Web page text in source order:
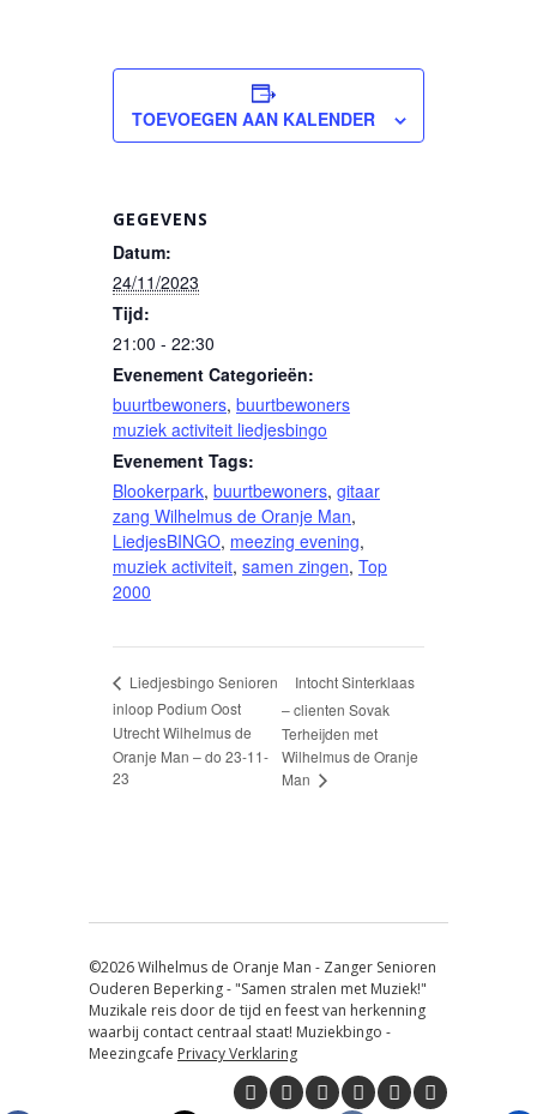
TOEVOEGEN AAN KALENDER
GEGEVENS
Datum:
24/11/2023
Tijd:
21:00 - 22:30
Evenement Categorieën:
buurtbewoners, buurtbewoners
muziek activiteit liedjesbingo
Evenement Tags:
Blookerpark, buurtbewoners, gitaar
zang Wilhelmus de Oranje Man,
LiedjesBINGO, meezing evening,
muziek activiteit, samen zingen, Top
2000
Liedjesbingo Senioren
inloop Podium Oost
Utrecht Wilhelmus de
Oranje Man – do 23-11-
23
Intocht Sinterklaas
– clienten Sovak
Terheijden met
Wilhelmus de Oranje
Man
©2026 Wilhelmus de Oranje Man - Zanger Senioren
Ouderen Beperking - "Samen stralen met Muziek!"
Muzikale reis door de tijd en feest van herkenning
waarbij contact centraal staat! Muziekbingo -
Meezingcafe Privacy Verklaring